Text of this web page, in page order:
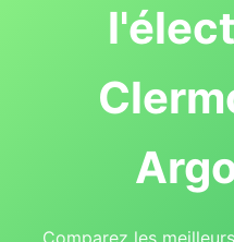
Comparez les